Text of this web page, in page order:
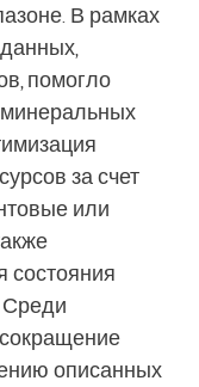
В рамках
помогло
за счет
или
состояния
Среди
описанных